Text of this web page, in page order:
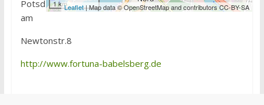
1 kmLeaflet| Map data © OpenStreetMap and contributors CC-BY-SA
Potsd
am
Newtonstr.8
http://www.fortuna-babelsberg.de